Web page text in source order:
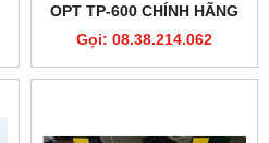
OPT TP-600 CHÍNH HÃNG
Gọi: 08.38.214.062